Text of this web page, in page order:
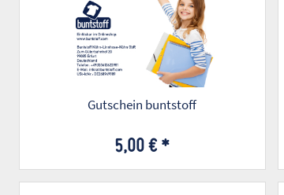
Gutschein buntstoff
5,00 € *